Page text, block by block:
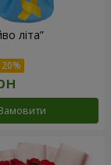
літа”